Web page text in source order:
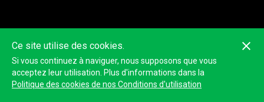
Ce site utilise des cookies.
Si vous continuez à naviguer, nous supposons que vous
acceptez leur utilisation. Plus d'informations dans la
Politique des cookies de nos Conditions d'utilisation